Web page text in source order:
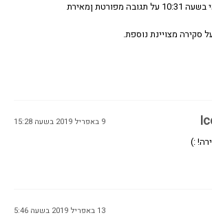
תודה לאנונימי בשעה 10:31 על תגובה מפורטת ןמאירת
סקירה מצויינת נוספת.
9 באפריל 2019 בשעה 15:28
:)
13 באפריל 2019 בשעה 5:46